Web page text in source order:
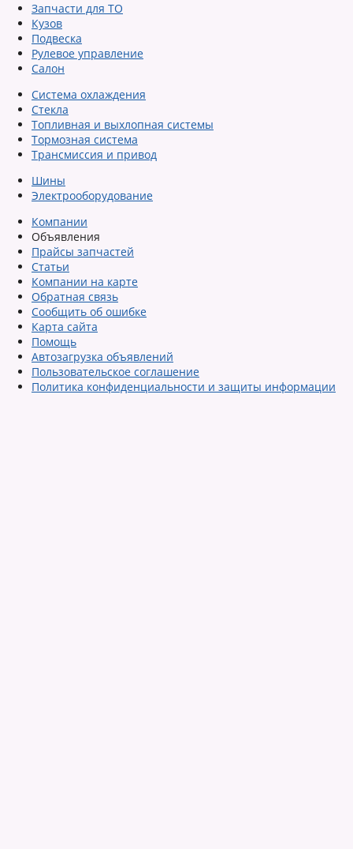
Запчасти для ТО
Кузов
Подвеска
Рулевое управление
Салон
Система охлаждения
Стекла
Топливная и выхлопная системы
Тормозная система
Трансмиссия и привод
Шины
Электрооборудование
Компании
Объявления
Прайсы запчастей
Статьи
Компании на карте
Обратная связь
Сообщить об ошибке
Карта сайта
Помощь
Автозагрузка объявлений
Пользовательское соглашение
Политика конфиденциальности и защиты информации